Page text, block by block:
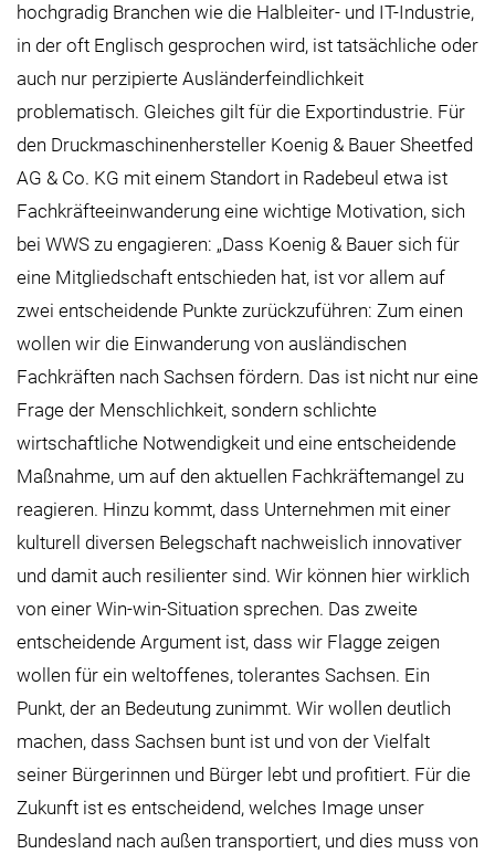
hochgradig Branchen wie die Halbleiter- und IT-Industrie,
in der oft Englisch gesprochen wird, ist tatsächliche oder
auch nur perzipierte Ausländerfeindlichkeit
problematisch. Gleiches gilt für die Exportindustrie. Für
den Druckmaschinenhersteller Koenig & Bauer Sheetfed
AG & Co. KG mit einem Standort in Radebeul etwa ist
Fachkräfteeinwanderung eine wichtige Motivation, sich
bei WWS zu engagieren: „Dass Koenig & Bauer sich für
eine Mitgliedschaft entschieden hat, ist vor allem auf
zwei entscheidende Punkte zurückzuführen: Zum einen
wollen wir die Einwanderung von ausländischen
Fachkräften nach Sachsen fördern. Das ist nicht nur eine
Frage der Menschlichkeit, sondern schlichte
wirtschaftliche Notwendigkeit und eine entscheidende
Maßnahme, um auf den aktuellen Fachkräftemangel zu
reagieren. Hinzu kommt, dass Unternehmen mit einer
kulturell diversen Belegschaft nachweislich innovativer
und damit auch resilienter sind. Wir können hier wirklich
von einer Win-win-Situation sprechen. Das zweite
entscheidende Argument ist, dass wir Flagge zeigen
wollen für ein weltoffenes, tolerantes Sachsen. Ein
Punkt, der an Bedeutung zunimmt. Wir wollen deutlich
machen, dass Sachsen bunt ist und von der Vielfalt
seiner Bürgerinnen und Bürger lebt und profitiert. Für die
Zukunft ist es entscheidend, welches Image unser
Bundesland nach außen transportiert, und dies muss von